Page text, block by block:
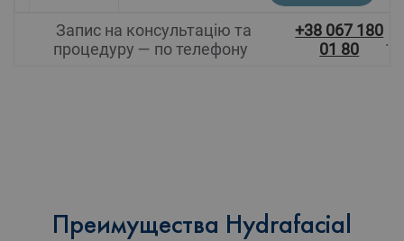
Запис на консультацію та
процедуру — по телефону
+38 067 180
01 80
.
Преимущества Hydrafacial